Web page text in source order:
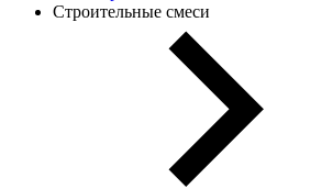
Строительные смеси